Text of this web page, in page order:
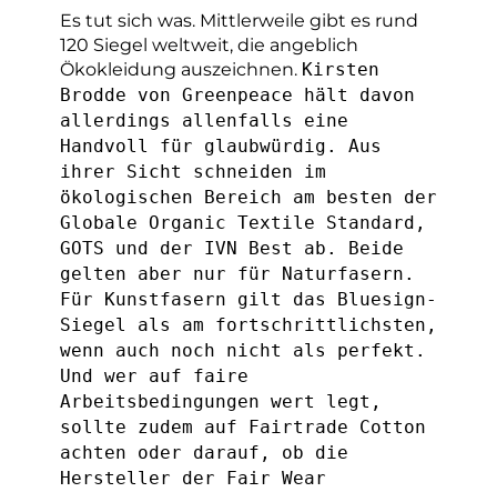
Es tut sich was. Mittlerweile gibt es rund
120 Siegel weltweit, die angeblich
Ökokleidung auszeichnen. Kirsten
Brodde von Greenpeace hält davon
allerdings allenfalls eine
Handvoll für glaubwürdig. Aus
ihrer Sicht schneiden im
ökologischen Bereich am besten der
Globale Organic Textile Standard,
GOTS und der IVN Best ab. Beide
gelten aber nur für Naturfasern.
Für Kunstfasern gilt das Bluesign-
Siegel als am fortschrittlichsten,
wenn auch noch nicht als perfekt.
Und wer auf faire
Arbeitsbedingungen wert legt,
sollte zudem auf Fairtrade Cotton
achten oder darauf, ob die
Hersteller der Fair Wear